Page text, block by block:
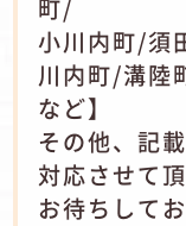
町/
小川内町/須
川内町/溝陸
など】
その他、記
対応させて
お待ちしてお